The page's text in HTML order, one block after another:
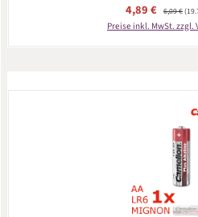
Verkaufspreis:
4,89 € Regulärer
6,09 €
Preise inkl. MwSt. zzgl.